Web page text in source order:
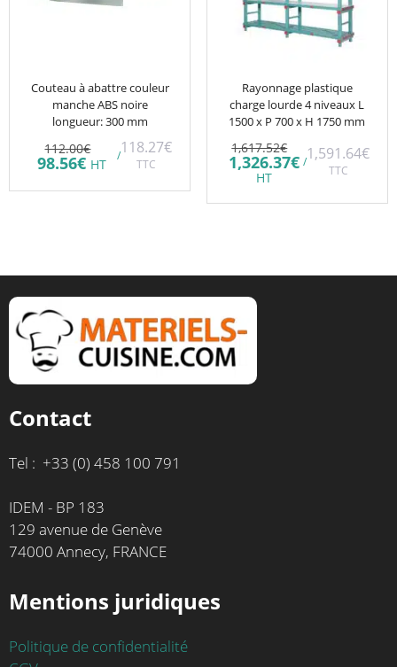
Couteau à abattre couleur
manche ABS noire
longueur: 300 mm
112.00€
prix
initial
était :
98.56€Le
actuel
HT
/118.27€
TTC
Rayonnage plastique
charge lourde 4 niveaux L
1500 x P 700 x H 1750 mm
1,617.52€ Le
prix
initial
1,617.52€.
1,326.37€Le
est :
HT
/1,591.64€
TTC
Contact
Tel : +33 (0) 458 100 791
IDEM - BP 183
129 avenue de Genève
74000 Annecy, FRANCE
Mentions juridiques
Politique de confidentialité